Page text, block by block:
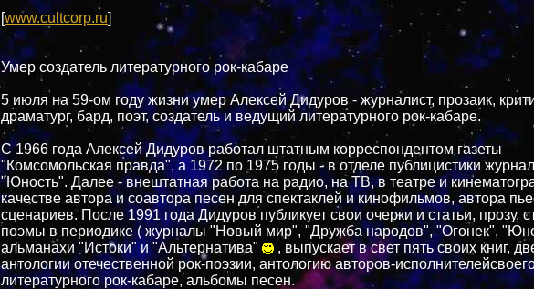
[www.cultcorp.ru]
Умер создатель литературного рок-кабаре
5 июля на 59-ом году жизни умер Алексей Дидуров - журналист, прозаик,
драматург, бард, поэт, создатель и ведущий литературного рок-кабаре.
С 1966 года Алексей Дидуров работал штатным корреспондентом газеты
"Комсомольская правда", а 1972 по 1975 годы - в отделе публицистики
"Юность". Далее - внештатная работа на радио, на ТВ, в театре и
качестве автора и соавтора песен для спектаклей и кинофильмов, автора
сценариев. После 1991 года Дидуров публикует свои очерки и статьи, прозу,
поэмы в периодике ( журналы "Новый мир", "Дружба народов", "Огонек",
альманахи "Истоки" и "Альтернатива"
, выпускает в свет пять своих книг,
антологии отечественной рок-поэзии, антологию авторов-
литературного рок-кабаре, альбомы песен.